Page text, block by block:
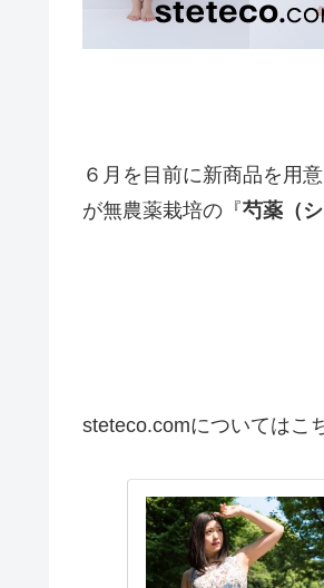
６月を目前に新商品を用
が無農薬栽培の『芍薬（シ
steteco.comについてはこ